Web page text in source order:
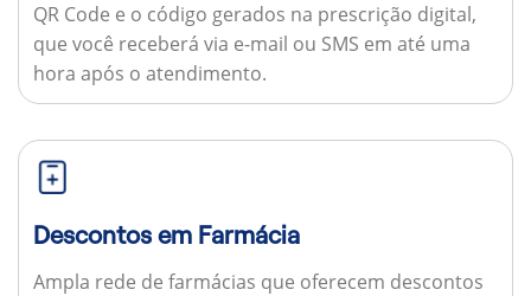
QR Code e o código gerados na prescrição digital,
que você receberá via e-mail ou SMS em até uma
hora após o atendimento.
Descontos em Farmácia
Ampla rede de farmácias que oferecem descontos